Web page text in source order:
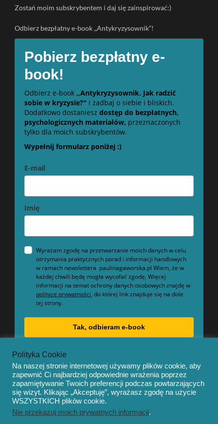
Zostań moim subskrybentem i daj się zainspirować:)
Odbierz bezpłatny e-book ,,Antykryzysownik”!
Pobierz bezpłatny e-
book!
Odbierz e-book ,,Antykryzysownik. Jak radzić
sobie w kryzysie?" i zadbaj o siebie i bliskich.
Dodatkowo dostaniesz dostęp do bezpłatnych,
psychologicznych materiałów, przeznaczonych
tylko dla moich subskrybentów.
Wypełnij formularz poniżej :)
E-mail
Imię
Wyrażam zgodę na przetwarzanie moich danych w celu
otrzymania praktycznych porad i informacji handlowych
w ramach newslettera paulinagaworska.pl Wiem, że w
każdej chwili będę mogła wycofać zgodę. Więcej
informacji na temat ochrony danych osobowych znajdę w
polityce prywatności, do której link znajduje się na dole
tej strony.
Tak, odbieram e-book
© Copyright 2020 – Mentor by OceanThemes
Polityka Cookie
Na naszej stronie internetowej używamy plików cookie, aby
zapewnić Ci najbardziej odpowiednie wrażenia poprzez
zapamiętywanie Twoich preferencji podczas powtarzających
się wizyt. Klikając „Akceptuję”, wyrażasz zgodę na użycie
WSZYSTKICH plików cookie.
Nie przekazuj moich prywatnych informacji.